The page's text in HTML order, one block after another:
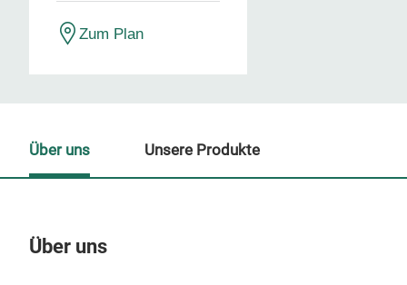
Zum Plan
Über uns
Über uns Unsere Produkte